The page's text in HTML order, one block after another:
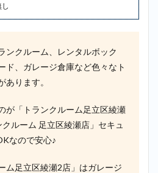
ンクルーム、レンタルボック
ド、ガレージ倉庫など色々なト
あります。
が「トランクルーム足立区綾瀬
ルーム 足立区綾瀬店」セキュ
なので安心♪
ム足立区綾瀬2店」はガレージ